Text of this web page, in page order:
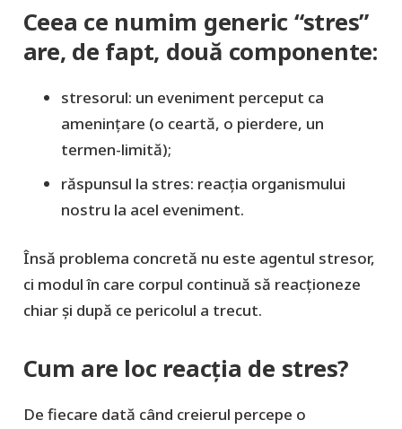
Ceea ce numim generic “stres”
are, de fapt, două componente:
stresorul: un eveniment perceput ca
amenințare (o ceartă, o pierdere, un
termen-limită);
răspunsul la stres: reacția organismului
nostru la acel eveniment.
Însă problema concretă nu este agentul stresor,
ci modul în care corpul continuă să reacționeze
chiar și după ce pericolul a trecut.
Cum are loc reacția de stres?
De fiecare dată când creierul percepe o